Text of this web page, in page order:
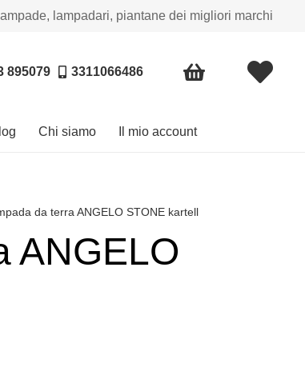
lampadari, piantane dei migliori marchi
895079 3311066486
Chi siamo Il mio account
da terra ANGELO STONE kartell
ANGELO